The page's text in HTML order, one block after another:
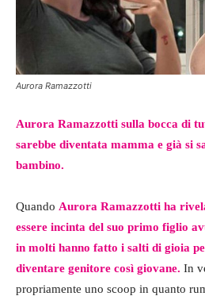
Aurora Ramazzotti
Aurora Ramazzotti sulla bocca di
sarebbe diventata mamma e già si
bambino.
Quando Aurora Ramazzotti ha
essere incinta del suo primo figlio
in molti hanno fatto i salti di gioia
diventare genitore così giovane. In
propriamente uno scoop in quanto